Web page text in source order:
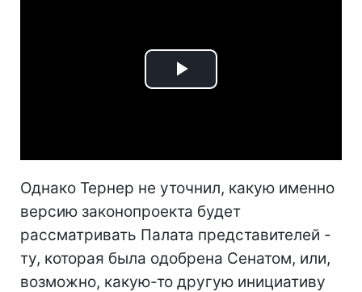
Play
Однако Тернер не уточнил, какую именно
версию законопроекта будет
рассматривать Палата представителей -
ту, которая была одобрена Сенатом, или,
возможно, какую-то другую инициативу